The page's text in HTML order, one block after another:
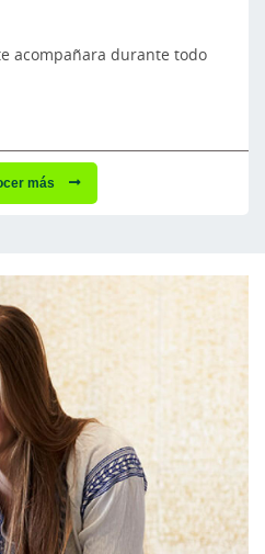
acompañara durante todo
más